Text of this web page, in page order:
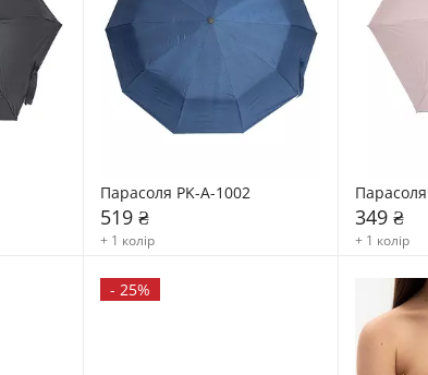
Парасоля PK-A-1002
519 ₴
+ 1 колір
349 ₴
+ 1 колір
-25%